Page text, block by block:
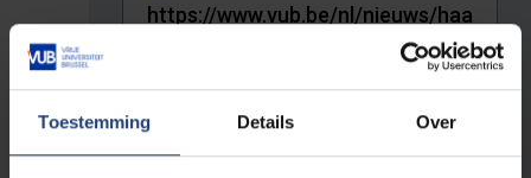
Toestemming Details Over
De volledige URL van de pagina waar je de fout zag.